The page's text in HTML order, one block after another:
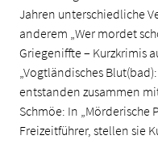
Jahren unterschiedliche
anderem „Wer mordet
Griegeniffte – Kurzkrimis
„Vogtländisches
entstanden zusammen
Schmöe: In
Freizeitführer, stellen sie